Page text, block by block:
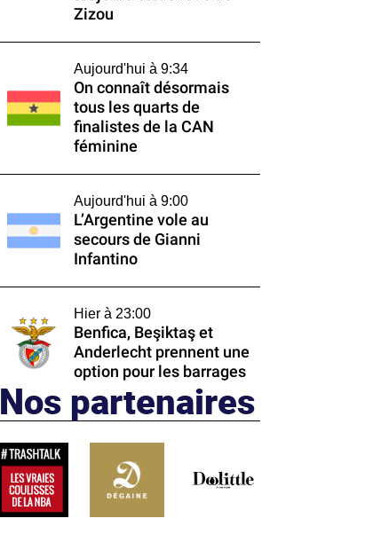
Zizou
Aujourd'hui à 9:34
On connaît désormais
tous les quarts de
finalistes de la CAN
féminine
Aujourd'hui à 9:00
L’Argentine vole au
secours de Gianni
Infantino
Hier à 23:00
Benfica, Beşiktaş et
Anderlecht prennent une
option pour les barrages
Nos partenaires